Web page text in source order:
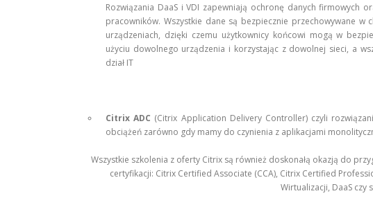
Rozwiązania DaaS i VDI zapewniają ochronę danych firmowych
pracowników. Wszystkie dane są bezpiecznie przechowywane
urządzeniach, dzięki czemu użytkownicy końcowi mogą w
użyciu dowolnego urządzenia i korzystając z dowolnej sieci, a
dział IT
Citrix ADC (Citrix Application Delivery Controller) czyli
obciążeń zarówno gdy mamy do czynienia z aplikacjami
Wszystkie szkolenia z oferty Citrix są również doskonałą okazją do
certyfikacji: Citrix Certified Associate (CCA), Citrix Certified
Wirtualizacji, DaaS czy